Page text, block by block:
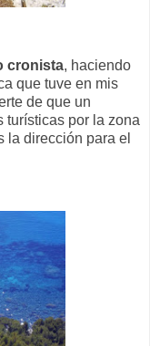
cronista, haciendo
que tuve en mis
de que un
turísticas por la zona
la dirección para el